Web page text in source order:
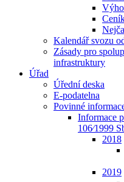
Kalendář svozu
Zásady pro
infrastruktury
Úřad
Úřední deska
E-podatelna
Povinné
Informace
106⁄1999
2018
2019